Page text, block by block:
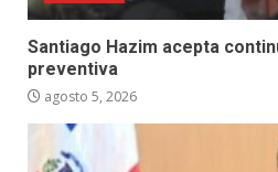
Santiago Hazim acepta
preventiva
agosto 5, 2026